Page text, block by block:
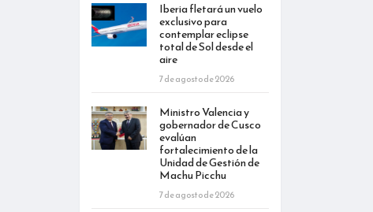
Iberia fletará un vuelo
exclusivo para
contemplar eclipse
total de Sol desde el
aire
7 de agosto de 2026
Ministro Valencia y
gobernador de Cusco
evalúan
fortalecimiento de la
Unidad de Gestión de
Machu Picchu
7 de agosto de 2026